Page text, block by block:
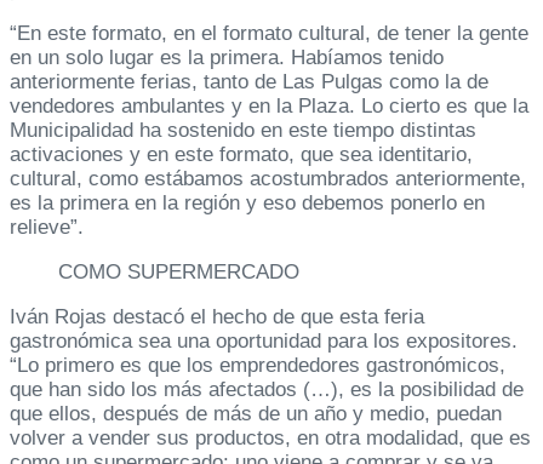
“En este formato, en el formato cultural, de tener la gente
en un solo lugar es la primera. Habíamos tenido
anteriormente ferias, tanto de Las Pulgas como la de
vendedores ambulantes y en la Plaza. Lo cierto es que la
Municipalidad ha sostenido en este tiempo distintas
activaciones y en este formato, que sea identitario,
cultural, como estábamos acostumbrados anteriormente,
es la primera en la región y eso debemos ponerlo en
relieve”.
COMO SUPERMERCADO
Iván Rojas destacó el hecho de que esta feria
gastronómica sea una oportunidad para los expositores.
“Lo primero es que los emprendedores gastronómicos,
que han sido los más afectados (…), es la posibilidad de
que ellos, después de más de un año y medio, puedan
volver a vender sus productos, en otra modalidad, que es